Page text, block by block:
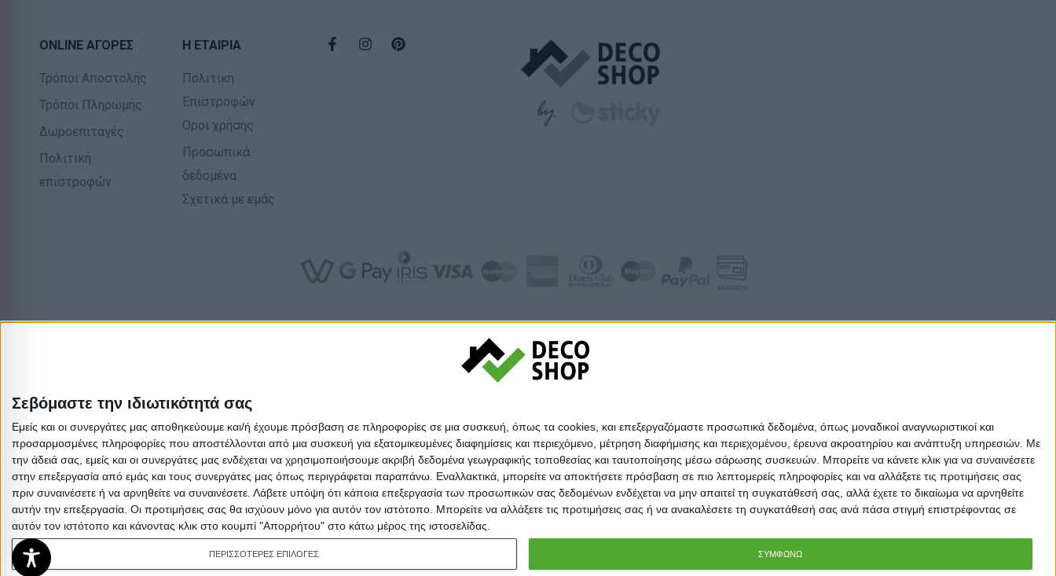
Σεβόμαστε την ιδιωτικότητά σας
Εμείς και οι συνεργάτες μας αποθηκεύουμε και/ή έχουμε πρόσβαση σε πληροφορίες σε μια συσκευή, όπως τα cookies, και επεξεργαζόμαστε προσωπικά δεδομένα, όπως μοναδικοί αναγνωριστικοί και
προσαρμοσμένες πληροφορίες που αποστέλλονται από μια συσκευή για εξατομικευμένες διαφημίσεις και περιεχόμενο, μέτρηση διαφήμισης και περιεχομένου, έρευνα ακροατηρίου και ανάπτυξη υπηρεσιών. Με
την άδειά σας, εμείς και οι συνεργάτες μας ενδέχεται να χρησιμοποιήσουμε ακριβή δεδομένα γεωγραφικής τοποθεσίας και ταυτοποίησης μέσω σάρωσης συσκευών. Μπορείτε να κάνετε κλικ για να συναινέσετε
στην επεξεργασία από εμάς και τους συνεργάτες μας όπως περιγράφεται παραπάνω. Εναλλακτικά, μπορείτε να αποκτήσετε πρόσβαση σε πιο λεπτομερείς πληροφορίες και να αλλάξετε τις προτιμήσεις σας
πριν συναινέσετε ή να αρνηθείτε να συναινέσετε. Λάβετε υπόψη ότι κάποια επεξεργασία των προσωπικών σας δεδομένων ενδέχεται να μην απαιτεί τη συγκατάθεσή σας, αλλά έχετε το δικαίωμα να αρνηθείτε
αυτήν την επεξεργασία. Οι προτιμήσεις σας θα ισχύουν μόνο για αυτόν τον ιστότοπο. Μπορείτε να αλλάξετε τις προτιμήσεις σας ή να ανακαλέσετε τη συγκατάθεσή σας ανά πάσα στιγμή επιστρέφοντας σε
αυτόν τον ιστότοπο και κάνοντας κλικ στο κουμπί "Απορρήτου" στο κάτω μέρος της ιστοσελίδας.
ΠΕΡΙΣΣΟΤΕΡΕΣ ΕΠΙΛΟΓΕΣ ΣΥΜΦΩΝΩ
ONLINE ΑΓΟΡΕΣ
Τρόποι Αποστολής
Τρόποι Πληρωμής
Δωροεπιταγές
Πολιτική
επιστροφών
Η ΕΤΑΙΡΙΑ
Πολιτική
Επιστροφών
Οροι χρήσης
Προσωπικά
δεδομένα
Σχετικά με εμάς
© Decoshop 2024